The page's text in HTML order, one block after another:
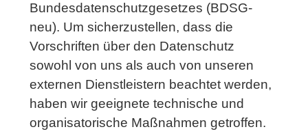
Bundesdatenschutzgesetzes (BDSG-
neu). Um sicherzustellen, dass die
Vorschriften über den Datenschutz
sowohl von uns als auch von unseren
externen Dienstleistern beachtet werden,
haben wir geeignete technische und
organisatorische Maßnahmen getroffen.